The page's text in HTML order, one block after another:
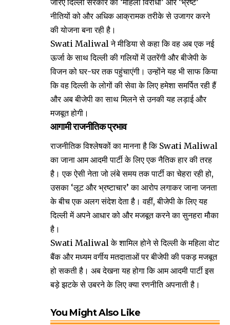
जरिए दिल्ली सरकार की ‘महिला विरोधी’ और ‘भ्रष्ट’
नीतियों को और अधिक आक्रामक तरीके से उजागर करने
की योजना बना रही है।
Swati Maliwal ने मीडिया से कहा कि वह अब एक नई
ऊर्जा के साथ दिल्ली की गलियों में उतरेंगी और बीजेपी के
विजन को घर-घर तक पहुंचाएंगी। उन्होंने यह भी साफ किया
कि वह दिल्ली के लोगों की सेवा के लिए हमेशा समर्पित रही हैं
और अब बीजेपी का साथ मिलने से उनकी यह लड़ाई और
मजबूत होगी।
आगामी राजनीतिक प्रभाव
राजनीतिक विश्लेषकों का मानना है कि Swati Maliwal
का जाना आम आदमी पार्टी के लिए एक नैतिक हार की तरह
है। एक ऐसी नेता जो लंबे समय तक पार्टी का चेहरा रही हो,
उसका ‘लूट और भ्रष्टाचार’ का आरोप लगाकर जाना जनता
के बीच एक अलग संदेश देता है। वहीं, बीजेपी के लिए यह
दिल्ली में अपने आधार को और मजबूत करने का सुनहरा मौका
है।
Swati Maliwal के शामिल होने से दिल्ली के महिला वोट
बैंक और मध्यम वर्गीय मतदाताओं पर बीजेपी की पकड़ मजबूत
हो सकती है। अब देखना यह होगा कि आम आदमी पार्टी इस
बड़े झटके से उबरने के लिए क्या रणनीति अपनाती है।
You Might Also Like